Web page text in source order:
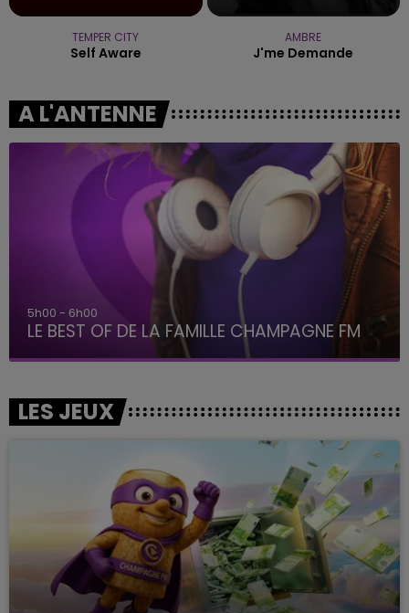
TEMPER CITY
Self Aware
AMBRE
J'me Demande
A L'ANTENNE
6h00 - 10h00
La Famille
LES JEUX